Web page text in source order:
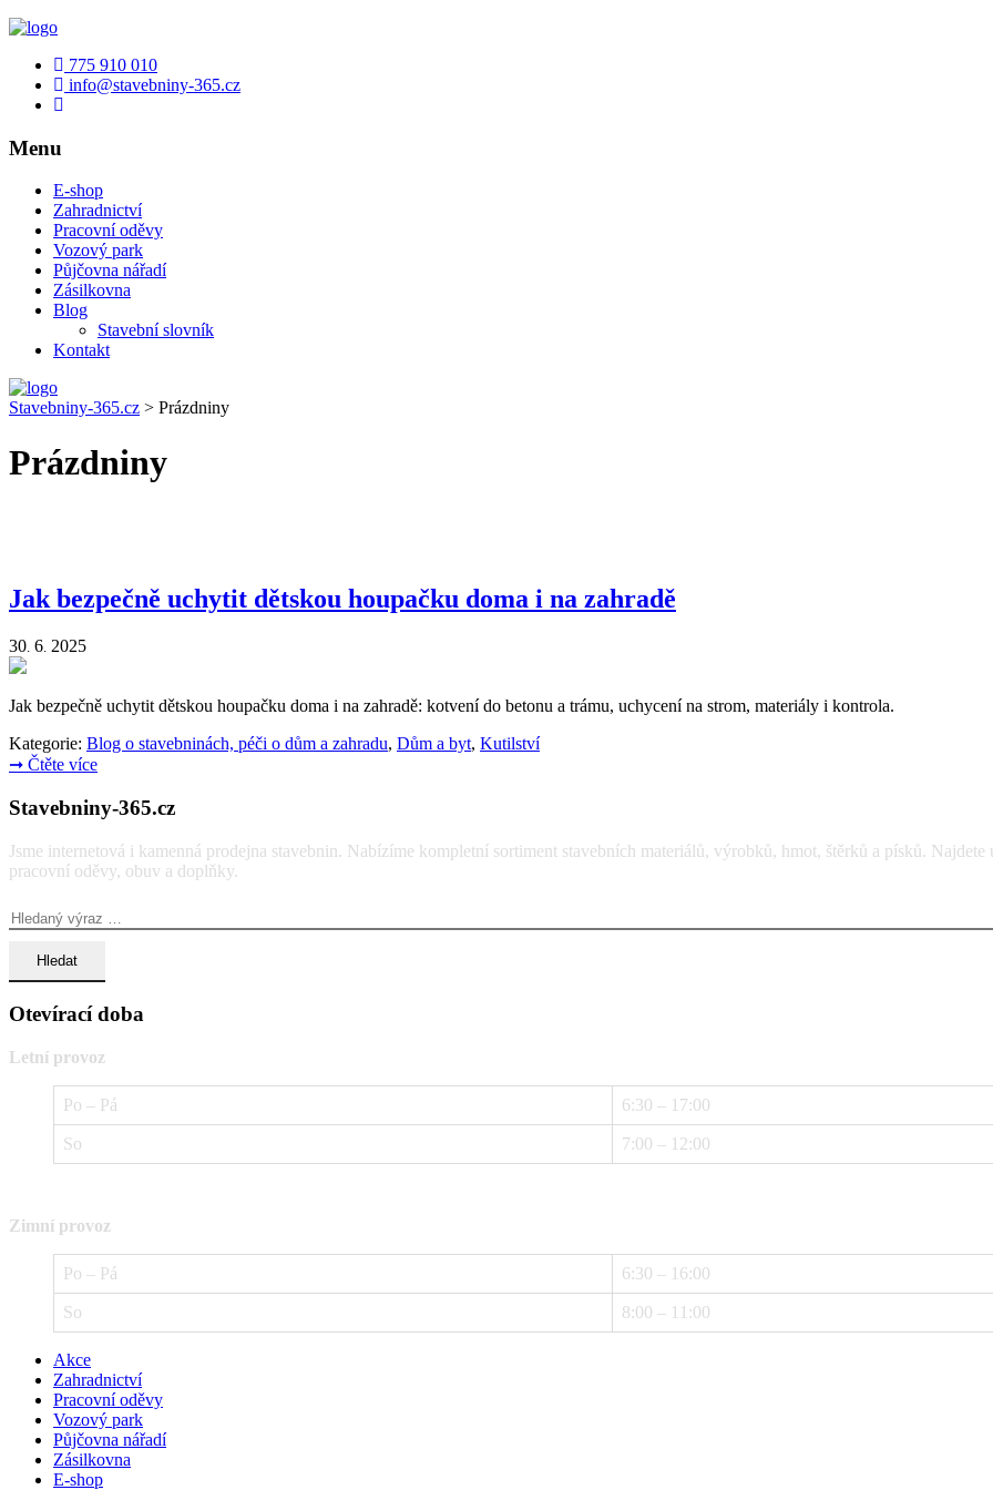
775 910 010
info@stavebniny-365.cz
Menu
E-shop
Zahradnictví
Pracovní oděvy
Vozový park
Půjčovna nářadí
Zásilkovna
Blog
Stavební slovník
Kontakt
Stavebniny-365.cz > Prázdniny
Prázdniny
Jak bezpečně uchytit dětskou houpačku doma i na zahradě
30. 6. 2025
Jak bezpečně uchytit dětskou houpačku doma i na zahradě: kotvení do betonu a trámu, uchycení na strom, materiály i kontrola.
Kategorie: Blog o stavebninách, péči o dům a zahradu, Dům a byt, Kutilství
➞ Čtěte více
Stavebniny-365.cz
Jsme internetová i kamenná prodejna stavebnin. Nabízíme kompletní sortiment stavebních materiálů, výrobků, hmot, štěrků a písků.
pracovní oděvy, obuv a doplňky.
Otevírací doba
Letní provoz
Po – Pá 6:30 – 17:00
So 7:00 – 12:00
Zimní provoz
Po – Pá 6:30 – 16:00
So 8:00 – 11:00
Akce
Zahradnictví
Pracovní oděvy
Vozový park
Půjčovna nářadí
Zásilkovna
E-shop